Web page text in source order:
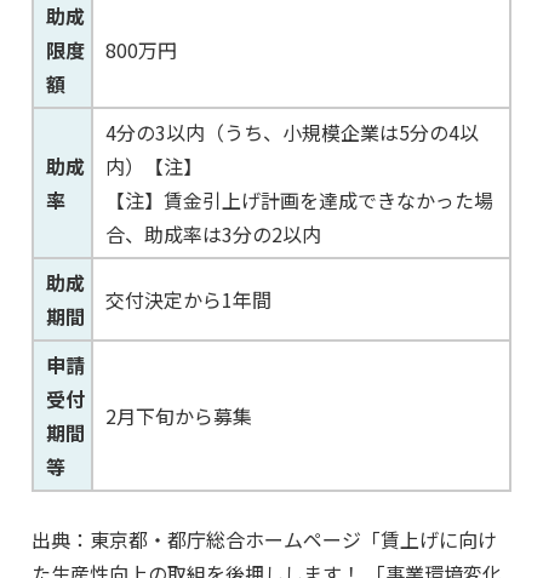
助成
限度
額
800万円
助成
率
4分の3以内（うち、小規模企業は5分の4以
内）【注】
【注】賃金引上げ計画を達成できなかった場
合、助成率は3分の2以内
助成
期間
交付決定から1年間
申請
受付
期間
等
2月下旬から募集
出典：東京都・都庁総合ホームページ「賃上げに向け